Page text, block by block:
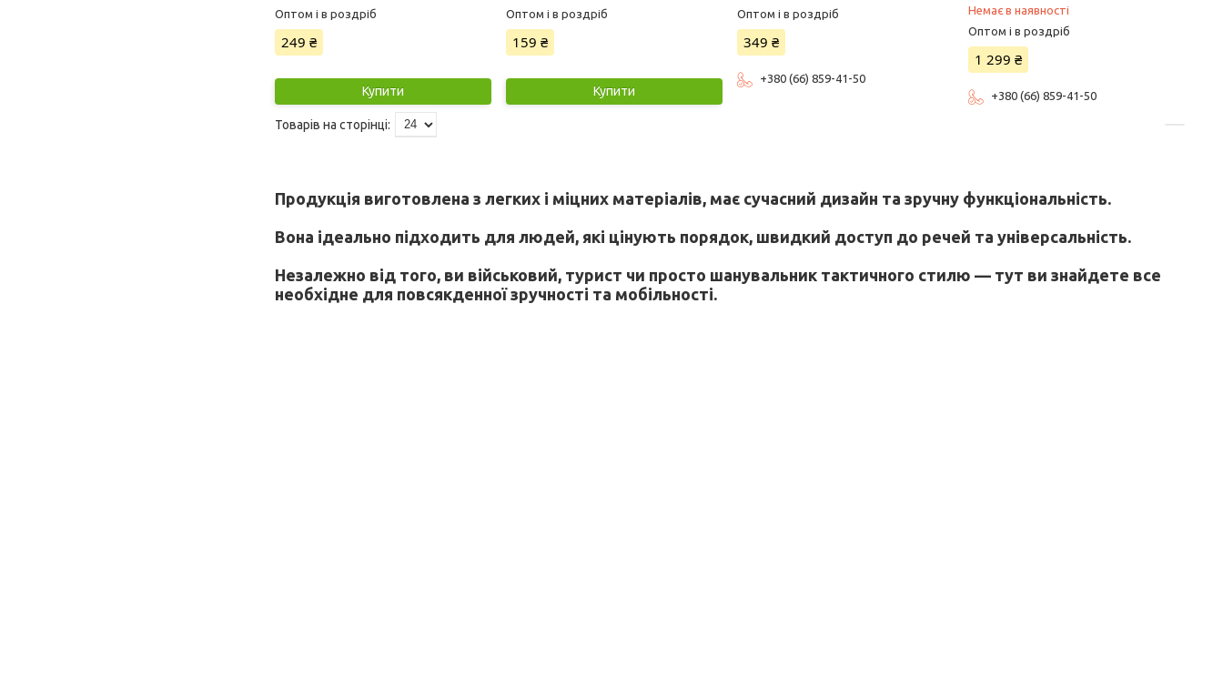
Оптом і в роздріб
249 ₴
Купити
Оптом і в роздріб
159 ₴
Купити
Оптом і в роздріб
349 ₴
+380 (66) 859-41-50
Немає в наявності
Оптом і в роздріб
1 299 ₴
+380 (66) 859-41-50
Продукція виготовлена з легких і міцних матеріалів, має сучасний дизайн та зручну функціональність.
Вона ідеально підходить для людей, які цінують порядок, швидкий доступ до речей та універсальність.
Незалежно від того, ви військовий, турист чи просто шанувальник тактичного стилю — тут ви знайдете все
необхідне для повсякденної зручності та мобільності.